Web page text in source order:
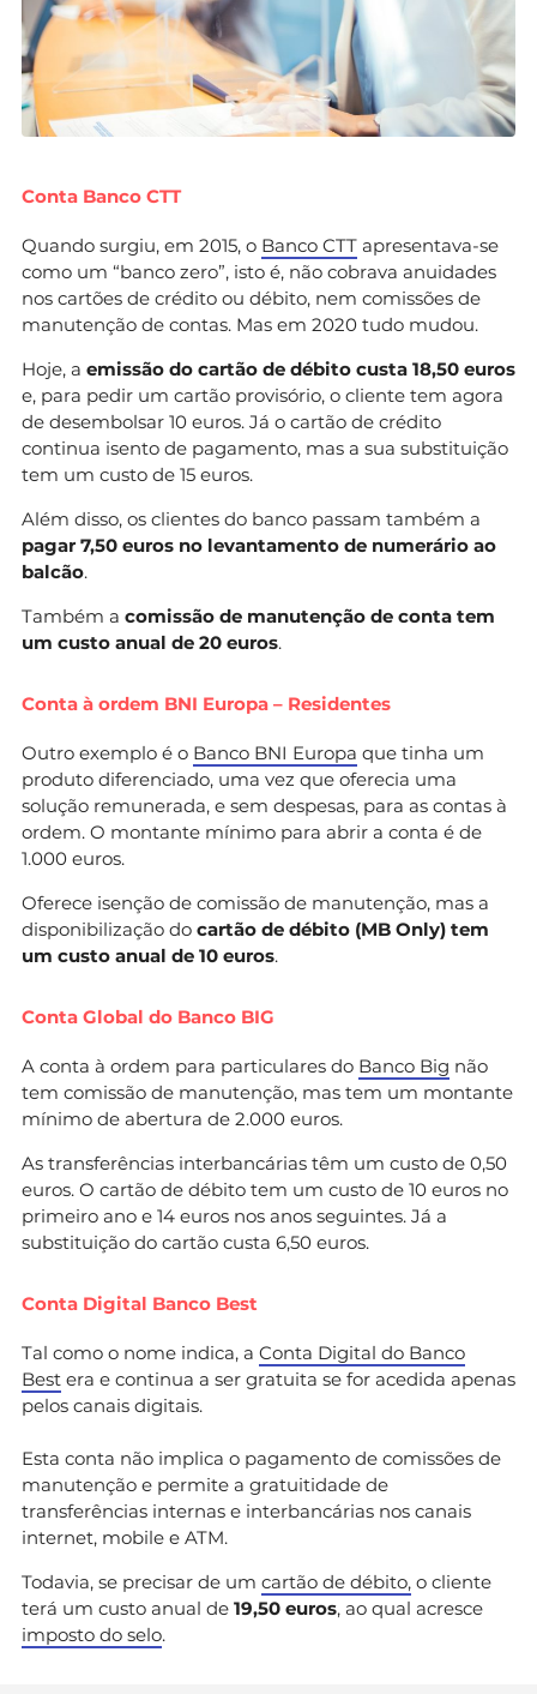
Conta Banco CTT
Quando surgiu, em 2015, o Banco CTT apresentava-se
como um “banco zero”, isto é, não cobrava anuidades
nos cartões de crédito ou débito, nem comissões de
manutenção de contas. Mas em 2020 tudo mudou.
Hoje, a emissão do cartão de débito custa 18,50 euros
e, para pedir um cartão provisório, o cliente tem agora
de desembolsar 10 euros. Já o cartão de crédito
continua isento de pagamento, mas a sua substituição
tem um custo de 15 euros.
Além disso, os clientes do banco passam também a
pagar 7,50 euros no levantamento de numerário ao
balcão.
Também a comissão de manutenção de conta tem
um custo anual de 20 euros.
Conta à ordem BNI Europa – Residentes
Outro exemplo é o Banco BNI Europa que tinha um
produto diferenciado, uma vez que oferecia uma
solução remunerada, e sem despesas, para as contas à
ordem. O montante mínimo para abrir a conta é de
1.000 euros.
Oferece isenção de comissão de manutenção, mas a
disponibilização do cartão de débito (MB Only) tem
um custo anual de 10 euros.
Conta Global do Banco BIG
A conta à ordem para particulares do Banco Big não
tem comissão de manutenção, mas tem um montante
mínimo de abertura de 2.000 euros.
As transferências interbancárias têm um custo de 0,50
euros. O cartão de débito tem um custo de 10 euros no
primeiro ano e 14 euros nos anos seguintes. Já a
substituição do cartão custa 6,50 euros.
Conta Digital Banco Best
Tal como o nome indica, a Conta Digital do Banco
Best era e continua a ser gratuita se for acedida apenas
pelos canais digitais.
Esta conta não implica o pagamento de comissões de
manutenção e permite a gratuitidade de
transferências internas e interbancárias nos canais
internet, mobile e ATM.
Todavia, se precisar de um cartão de débito, o cliente
terá um custo anual de 19,50 euros, ao qual acresce
imposto do selo.